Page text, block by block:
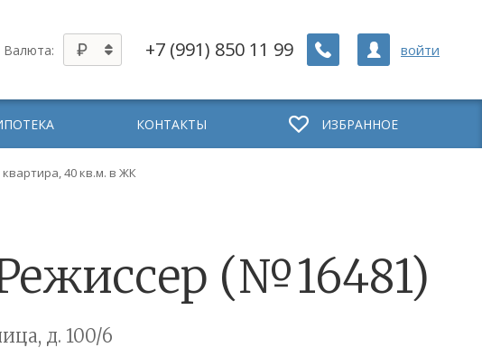
Валюта: +7 (991) 850 11 99 войти
КОНТАКТЫ ИЗБРАННОЕ
квартира, 40 кв.м. в ЖК
(№16481)
д. 100/6